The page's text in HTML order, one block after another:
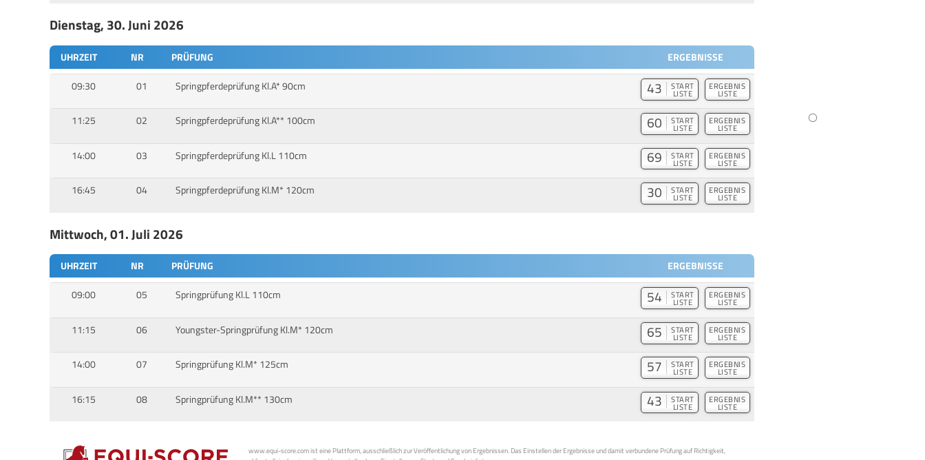
Dienstag, 30. Juni 2026
UHRZEIT NR PRÜFUNG
ERGEBNISSE
09:30
01 Springpferdeprüfung Kl.A* 90cm 43 START
LISTE
ERGEBNIS
LISTE
11:25 02 Springpferdeprüfung Kl.A** 100cm 60 START
LISTE
ERGEBNIS
LISTE
14:00 03 Springpferdeprüfung Kl.L 110cm 69 START
LISTE
ERGEBNIS
LISTE
16:45 04 Springpferdeprüfung Kl.M* 120cm 30 START
LISTE
ERGEBNIS
LISTE
Mittwoch, 01. Juli 2026
UHRZEIT NR PRÜFUNG
ERGEBNISSE
09:00
05 Springprüfung Kl.L 110cm 54 START
LISTE
ERGEBNIS
LISTE
11:15 06 Youngster-Springprüfung Kl.M* 120cm 65 START
LISTE
ERGEBNIS
LISTE
14:00 07 Springprüfung Kl.M* 125cm 57 START
LISTE
ERGEBNIS
LISTE
16:15 08 Springprüfung Kl.M** 130cm 43 START
LISTE
ERGEBNIS
LISTE
www.equi-score.com ist eine Plattform, ausschließlich zur Veröffentlichung von Ergebnissen. Das Einstellen der Ergebnisse und damit verbundene Prüfung auf Richtigkeit,